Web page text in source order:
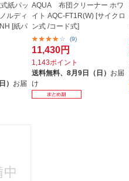
紙パッ
ルディ
[紙パ
） お届
AQUA 布団クリーナー ホワ
イト AQC-FT1R(W) [サイクロ
ン式 /コード式]
(9)
11,430円
1,143ポイント
送料無料、8月9日（日） お届
け